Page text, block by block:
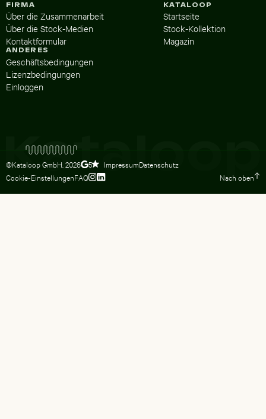
KATALOOP
Startseite
Stock-Kollektion
Magazin
FIRMA
Über die Zusammenarbeit
Über die Stock-Medien
Kontaktformular
ANDERES
Geschäftsbedingungen
Lizenzbedingungen
Einloggen
©Kataloop GmbH, 2026 5 ImpressumDatenschutz
Cookie-EinstellungenFAQ Nach oben